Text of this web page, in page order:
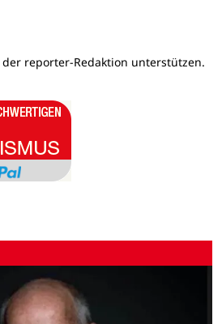
reporter-Redaktion unterstützen.